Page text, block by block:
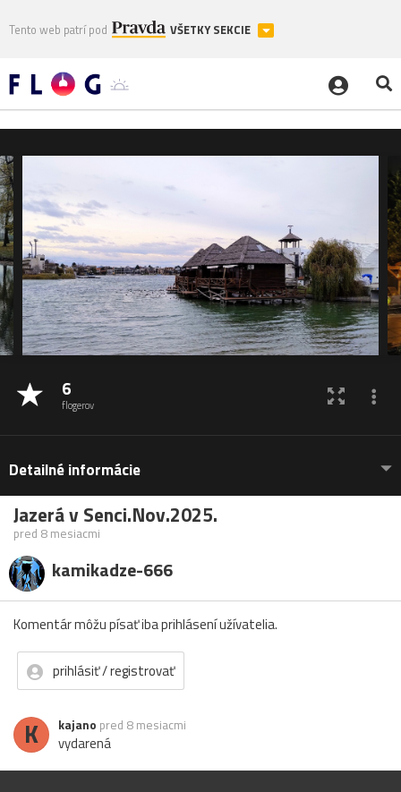
Tento web patrí pod VŠETKY SEKCIE
6
flogerov
Detailné informácie
Jazerá v Senci.Nov.2025.
pred 8 mesiacmi
kamikadze-666
Komentár môžu písať iba prihlásení užívatelia.
prihlásiť / registrovať
K kajano pred 8 mesiacmi
vydarená